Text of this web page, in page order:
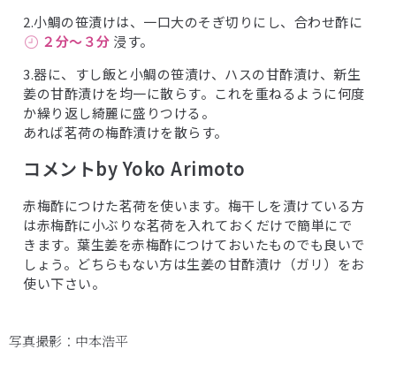
2.小鯛の笹漬けは、一口大のそぎ切りにし、合わせ酢に
２分〜３分 浸す。
3.器に、すし飯と小鯛の笹漬け、ハスの甘酢漬け、新生
姜の甘酢漬けを均一に散らす。これを重ねるように何度
か繰り返し綺麗に盛りつける。
あれば茗荷の梅酢漬けを散らす。
コメントby Yoko Arimoto
赤梅酢につけた茗荷を使います。梅干しを漬けている方
は赤梅酢に小ぶりな茗荷を入れておくだけで簡単にで
きます。葉生姜を赤梅酢につけておいたものでも良いで
しょう。どちらもない方は生姜の甘酢漬け（ガリ）をお
使い下さい。
写真撮影：中本浩平